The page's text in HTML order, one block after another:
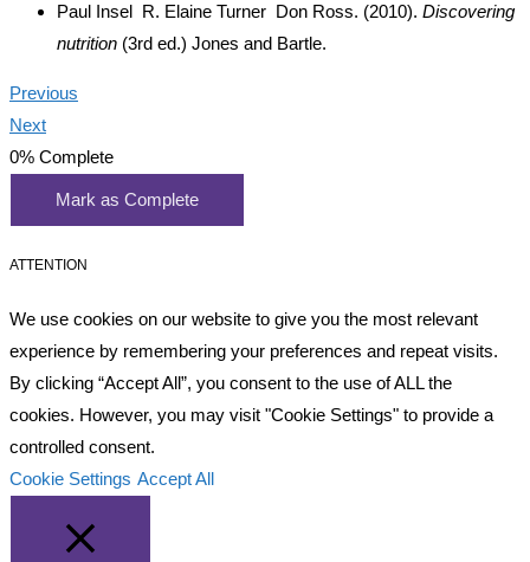
Paul Insel R. Elaine Turner Don Ross. (2010). Discovering
nutrition (3rd ed.) Jones and Bartle.
Previous
Next
0% Complete
Mark as Complete
ATTENTION
We use cookies on our website to give you the most relevant
experience by remembering your preferences and repeat visits.
By clicking “Accept All”, you consent to the use of ALL the
cookies. However, you may visit "Cookie Settings" to provide a
controlled consent.
Cookie Settings Accept All